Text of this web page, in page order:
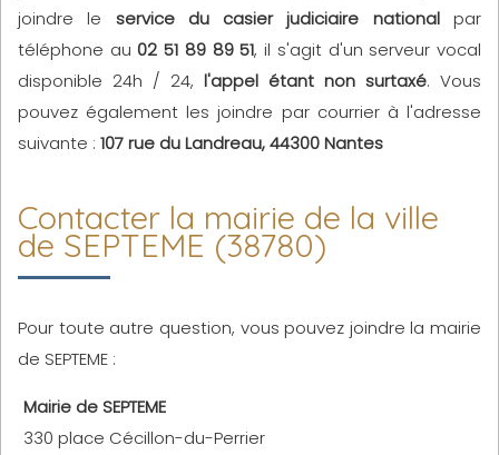
joindre le service du casier judiciaire nationalpar
téléphone au 02 51 89 89 51, il s'agit d'un serveur vocal
disponible 24h / 24, l'appel étant non surtaxé. Vous
pouvez également les joindre par courrier à l'adresse
suivante : 107 rue du Landreau, 44300 Nantes
Contacter la mairie de la ville
de SEPTEME (38780)
Pour toute autre question, vous pouvez joindre la mairie
de SEPTEME :
Mairie de SEPTEME
330 place Cécillon-du-Perrier